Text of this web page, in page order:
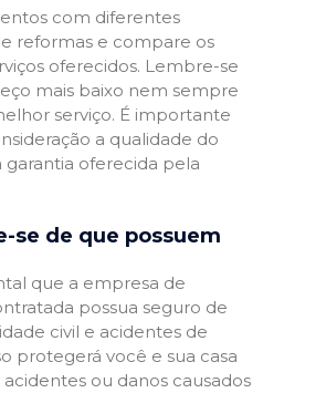
com diferentes
reformas e compare os
oferecidos. Lembre-se
mais baixo nem sempre
serviço. É importante
a qualidade do
garantia oferecida pela
se de que possuem
que a empresa de
possua seguro de
civil e acidentes de
protegerá você e sua casa
ou danos causados